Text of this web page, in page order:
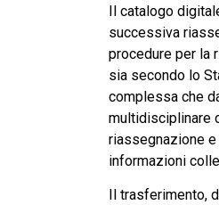
Il catalogo
successiva
procedure per la
sia secondo lo
complessa che
multidisciplinare
riassegnazione e
informazioni
Il trasferimento,